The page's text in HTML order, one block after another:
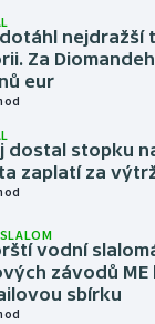
dotáhl nejdražší
Za
eur
dostal stopku
zaplatí za
vodní
závodů ME
sbírku